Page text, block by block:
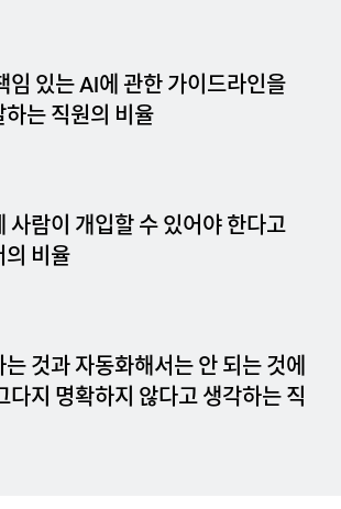
임 있는 AI에 관한 가이드라인을
는 직원의 비율
사람이 개입할 수 있어야 한다고
비율
것과 자동화해서는 안 되는 것에
다지 명확하지 않다고 생각하는 직